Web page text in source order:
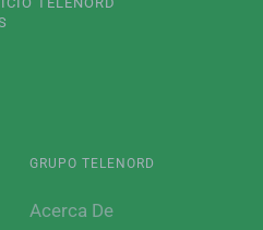
GRUPO TELENORD
Acerca De